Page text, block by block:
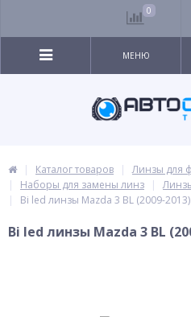
МЕНЮ
Каталог товаров
Линзы для
Наборы для замены линз
Bi led линзы Mazda 3 BL (2009-2013)
Bi led линзы Mazda 3 BL
0